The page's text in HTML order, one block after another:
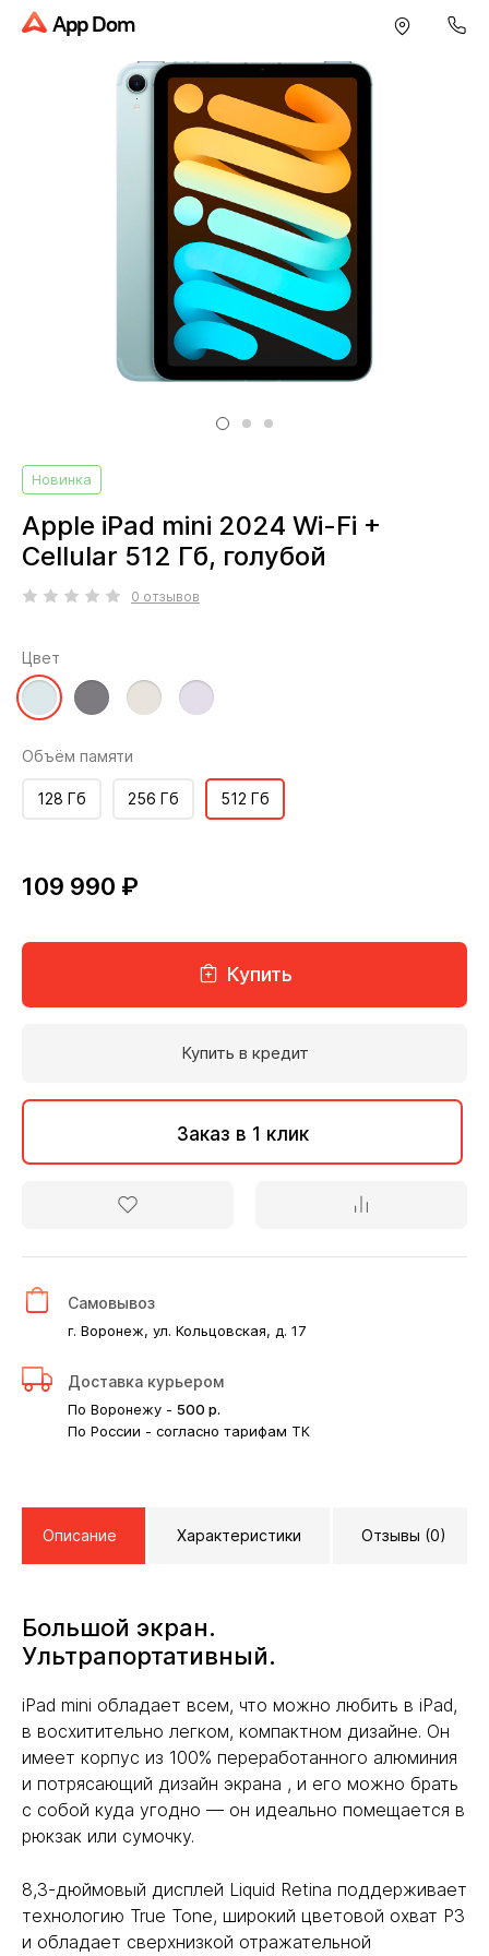
App Dom
Новинка
Apple iPad mini 2024 Wi-Fi +
Cellular 512 Гб, голубой
0 отзывов
Цвет
Объём памяти
512 Гб
128 Гб 256 Гб
109 990 ₽
Купить
Купить в кредит
Заказ в 1 клик
Самовывоз
г. Воронеж, ул. Кольцовская, д. 17
Доставка курьером
По Воронежу - 500 р.
По России - согласно тарифам ТК
Описание Характеристики Отзывы (0)
Большой экран.
Ультрапортативный.
iPad mini обладает всем, что можно любить в iPad,
в восхитительно легком, компактном дизайне. Он
имеет корпус из 100% переработанного алюминия
и потрясающий дизайн экрана , и его можно брать
с собой куда угодно — он идеально помещается в
рюкзак или сумочку.
8,3-дюймовый дисплей Liquid Retina поддерживает
технологию True Tone, широкий цветовой охват P3
и обладает сверхнизкой отражательной